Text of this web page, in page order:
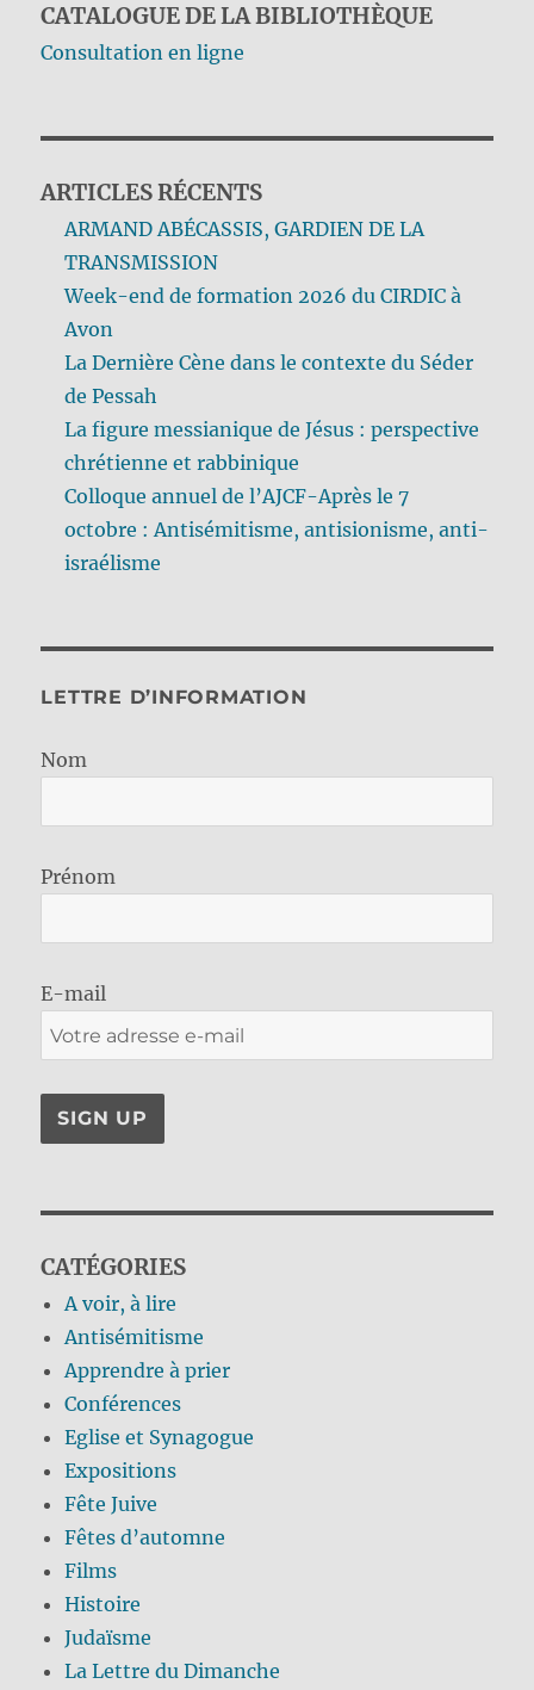
CATALOGUE DE LA BIBLIOTHÈQUE
Consultation en ligne
ARTICLES RÉCENTS
ARMAND ABÉCASSIS, GARDIEN DE LA
TRANSMISSION
Week-end de formation 2026 du CIRDIC à
Avon
La Dernière Cène dans le contexte du Séder
de Pessah
La figure messianique de Jésus : perspective
chrétienne et rabbinique
Colloque annuel de l’AJCF-Après le 7
octobre : Antisémitisme, antisionisme, anti-
israélisme
LETTRE D’INFORMATION
Nom
Prénom
E-mail
CATÉGORIES
A voir, à lire
Antisémitisme
Apprendre à prier
Conférences
Eglise et Synagogue
Expositions
Fête Juive
Fêtes d’automne
Films
Histoire
Judaïsme
La Lettre du Dimanche